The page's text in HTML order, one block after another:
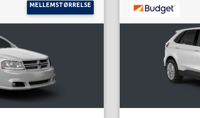
MELLEMSTØRRELSE